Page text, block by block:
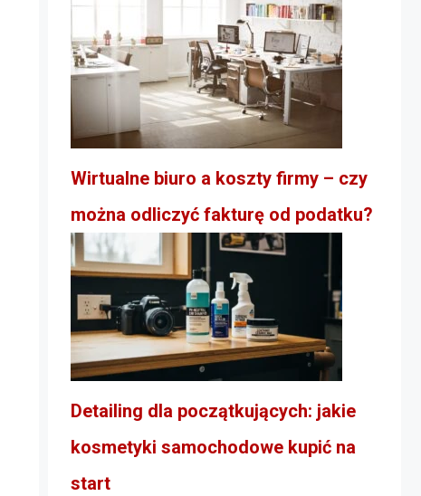
Wirtualne biuro a koszty firmy – czy
można odliczyć fakturę od podatku?
Detailing dla początkujących: jakie
kosmetyki samochodowe kupić na
start